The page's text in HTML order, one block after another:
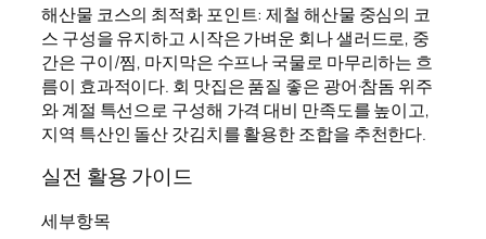
해산물 코스의 최적화 포인트: 제철 해산물 중심의 코
스 구성을 유지하고 시작은 가벼운 회나 샐러드로, 중
간은 구이/찜, 마지막은 수프나 국물로 마무리하는 흐
름이 효과적이다. 회 맛집은 품질 좋은 광어·참돔 위주
와 계절 특선으로 구성해 가격 대비 만족도를 높이고,
지역 특산인 돌산 갓김치를 활용한 조합을 추천한다.
실전 활용 가이드
세부항목